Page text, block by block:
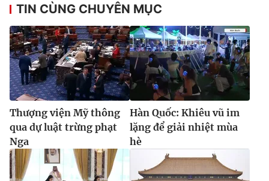
® Cấm sao chép dưới mọi hình thức nếu không có sự chấp
thuận bằng văn bản. Ghi rõ nguồn VTV.vn khi phát hành lại
thông tin từ website này.
TIN CÙNG CHUYÊN MỤC
Thượng viện Mỹ thông
qua dự luật trừng phạt
Nga
Hàn Quốc: Khiêu vũ im
lặng để giải nhiệt mùa
hè